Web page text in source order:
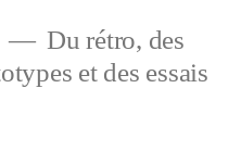
Du rétro, des
et des essais